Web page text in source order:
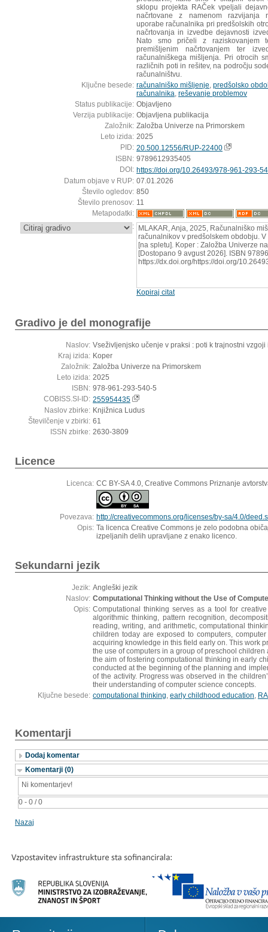
sklopu projekta RAČek vpeljali
načrtovane z namenom razvijanja
uporabe računalnika pri predšolskih
načrtovanja in izvedbe dejavnosti
Nato smo pričeli z raziskovanjem
premišljenim načrtovanjem ter
računalniškega mišljenja. Pri otrocih
različnih poti in rešitev, na področju
računalništvu.
Ključne besede: računalniško mišljenje predšolsko
računalnika reševanje problemov
Status publikacije: Objavljeno
Verzija publikacije: Objavljena publikacija
Založnik: Založba Univerze na Primorskem
Leto izida: 2025
PID: 20.500.12556/RUP-22400
ISBN: 9789612935405
DOI: https://doi.org/10.26493/978-961-293-
Datum objave v RUP: 07.01.2026
Število ogledov: 850
Število prenosov: 11
Metapodatki:
: MLAKAR, Anja, 2025, Računalniško
računalnikov v predšolskem obdobju.
[na spletu]. Koper : Založba Univerze
[Dostopano 9 avgust 2026]. ISBN
https://dx.doi.org/https://doi.org/
Kopiraj citat
Gradivo je del monografije
Naslov: Vseživljenjsko učenje v praksi : poti k trajnostni
Kraj izida: Koper
Založnik: Založba Univerze na Primorskem
Leto izida: 2025
ISBN: 978-961-293-540-5
COBISS.SI-ID: 255954435
Naslov zbirke: Knjižnica Ludus
Številčenje v zbirki: 61
ISSN zbirke: 2630-3809
Licence
Licenca: CC BY-SA 4.0, Creative Commons Priznanje
Povezava: http://creativecommons.org/licenses/by-sa/4.0/
Opis: Ta licenca Creative Commons je zelo podobna
izpeljanih delih upravljane z enako licenco.
Sekundarni jezik
Jezik: Angleški jezik
Naslov: Computational Thinking without the Use of
Opis: Computational thinking serves as a tool for
algorithmic thinking, pattern recognition,
reading, writing, and arithmetic, computational
children today are exposed to computers,
acquiring knowledge in this field early on. This work
the use of computers in a group of preschool
the aim of fostering computational thinking in early
conducted at the beginning of the planning and
of the activity. Progress was observed in the
their understanding of computer science concepts.
Ključne besede: computational thinking, early childhood education,
Komentarji
Dodaj komentar
Komentarji (0)
0 - 0 / 0
Ni komentarjev!
Nazaj